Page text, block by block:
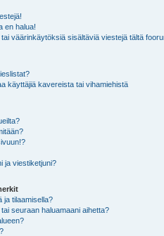
en halua!
väärinkäytöksiä sisältäviä viestejä tältä
käyttäjiä kavereista tai vihamiehistä
ja viestiketjuni?
ja tilaamisella?
seuraan haluamaani aihetta?